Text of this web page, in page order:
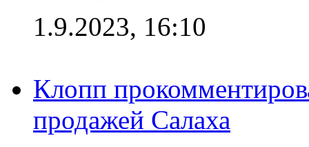
1.9.2023, 16:10
Клопп
продажей Салаха